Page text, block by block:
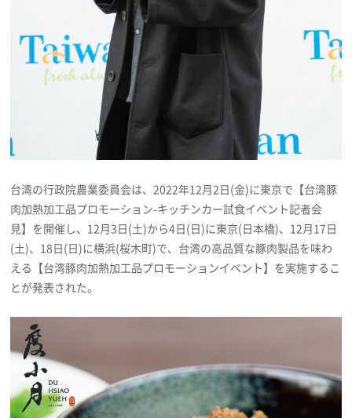
プライバシーポリシー
台湾の行政院農業委員会は、2022年12月2日(金)に東京で【台湾豚
肉加熱加工品プロモーション-キッチンカー試食イベント記者会
見】を開催し、12月3日(土)から4日(日)に東京(日本橋)、12月17日
(土)、18日(日)に横浜(桜木町)で、台湾の高品質な豚肉製品を味わ
える【台湾豚肉加熱加工品プロモーションイベント】を実施するこ
とが発表された。